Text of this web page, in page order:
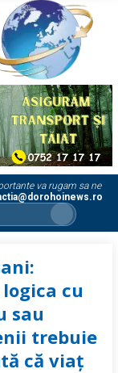
va rugam sa ne
cu
sau
trebuie
că viaț